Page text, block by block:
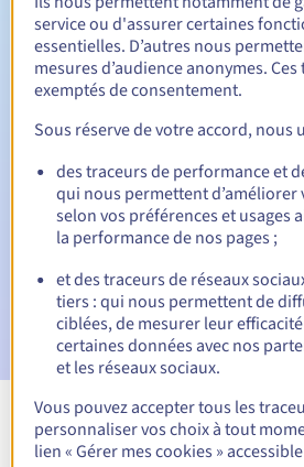
Période de rédemption
Notifications automatiques :
Emails d'avertissement : 60, 30, 15,
date d'échéance
Email le jour de l'expirationpour
suspension du nom de domaine
Email après la Redemption Grace
de la suppression du nom de
Voir toutes les
service ou d'assurer certaines
essentielles. D’autres nous
mesures d’audience anonymes.
exemptés de consentement.
Sous réserve de votre accord, nous
des traceurs de performance et
qui nous permettent d’améliorer
selon vos préférences et usages
la performance de nos pages ;
et des traceurs de réseaux
tiers : qui nous permettent de
ciblées, de mesurer leur
certaines données avec nos
et les réseaux sociaux.
Vous pouvez accepter tous les
personnaliser vos choix à tout
lien « Gérer mes cookies »